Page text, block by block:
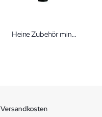
Heine Zubehör mini 3000 Batteriegriff schwarz
Versandkosten